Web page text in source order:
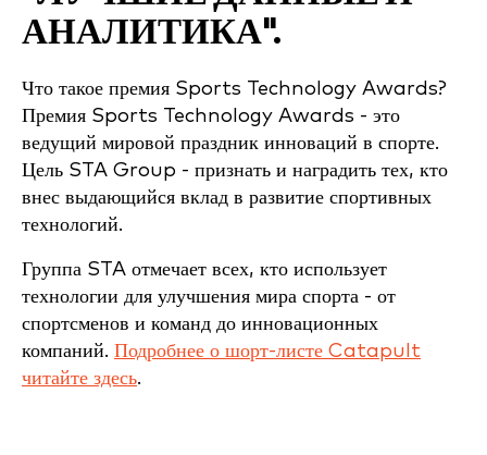
АНАЛИТИКА".
Что такое премия Sports Technology Awards?
Премия Sports Technology Awards - это
ведущий мировой праздник инноваций в спорте.
Цель STA Group - признать и наградить тех, кто
внес выдающийся вклад в развитие спортивных
технологий.
Группа STA отмечает всех, кто использует
технологии для улучшения мира спорта - от
спортсменов и команд до инновационных
компаний. Подробнее о шорт-листе Catapult
читайте здесь.